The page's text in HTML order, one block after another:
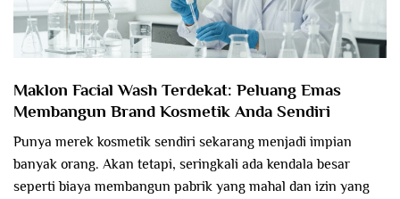
Maklon Facial Wash Terdekat: Peluang Emas
Membangun Brand Kosmetik Anda Sendiri
Punya merek kosmetik sendiri sekarang menjadi impian
banyak orang. Akan tetapi, seringkali ada kendala besar
seperti biaya membangun pabrik yang mahal dan izin yang